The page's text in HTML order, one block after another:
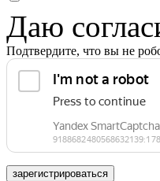
Даю
Подтвердите, что вы не
зарегистрироваться